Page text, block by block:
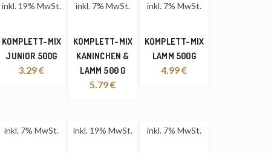
inkl. 19% MwSt.
KOMPLETT-MIX
JUNIOR 500G
3.29€
inkl. 7% MwSt.
KOMPLETT-MIX
KANINCHEN &
LAMM 500 G
5.79€
inkl. 7% MwSt.
KOMPLETT-MIX
LAMM 500G
4.99€
inkl. 7% MwSt. inkl. 19% MwSt. inkl. 7% MwSt.